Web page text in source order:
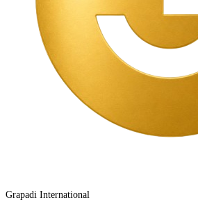
Grapadi International